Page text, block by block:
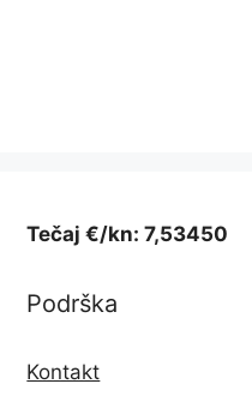
Tečaj €/kn: 7,53450
Podrška
Kontakt